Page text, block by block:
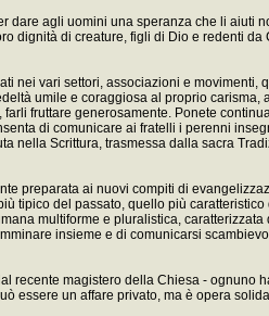
dare agli uomini una speranza che li
dignità di creature, figli di Dio e redenti
nei vari settori, associazioni e
umile e coraggiosa al proprio
fruttare generosamente. Ponete
di comunicare ai fratelli i perenni
nella Scrittura, trasmessa dalla sacra
preparata ai nuovi compiti di
tipico del passato, quello più
multiforme e pluralistica,
insieme e di comunicarsi
recente magistero della Chiesa -
essere un affare privato, ma è opera